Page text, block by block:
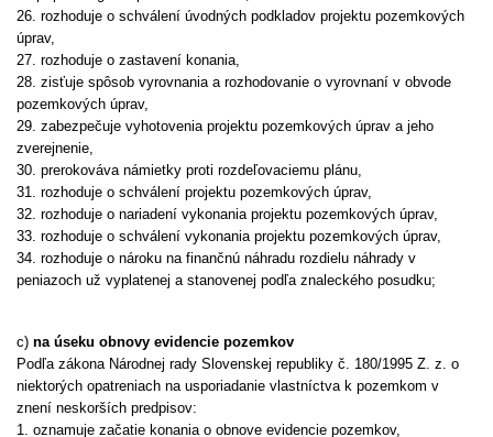
26. rozhoduje o schválení úvodných podkladov projektu pozemkových
úprav,
27. rozhoduje o zastavení konania,
28. zisťuje spôsob vyrovnania a rozhodovanie o vyrovnaní v obvode
pozemkových úprav,
29. zabezpečuje vyhotovenia projektu pozemkových úprav a jeho
zverejnenie,
30. prerokováva námietky proti rozdeľovaciemu plánu,
31. rozhoduje o schválení projektu pozemkových úprav,
32. rozhoduje o nariadení vykonania projektu pozemkových úprav,
33. rozhoduje o schválení vykonania projektu pozemkových úprav,
34. rozhoduje o nároku na finančnú náhradu rozdielu náhrady v
peniazoch už vyplatenej a stanovenej podľa znaleckého posudku;
c) na úseku obnovy evidencie pozemkov
Podľa zákona Národnej rady Slovenskej republiky č. 180/1995 Z. z. o
niektorých opatreniach na usporiadanie vlastníctva k pozemkom v
znení neskorších predpisov:
1. oznamuje začatie konania o obnove evidencie pozemkov,